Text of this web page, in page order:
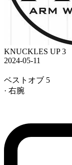
KNUCKLES UP 3
2024-05-11
ベストオブ 5
· 右腕